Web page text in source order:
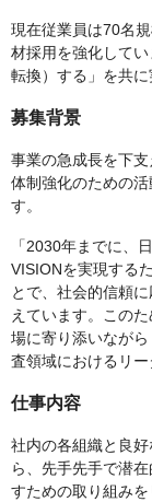
現在従業員は70名
材採用を強化して
転換）する」を共に
募集背景
事業の急成長を下
体制強化のための
す。
「2030年までに、
VISIONを実現する
とで、社会的信頼
えています。この
場に寄り添いなが
査領域におけるリー
仕事内容
社内の各組織と良
ら、先手先手で潜
すための取り組みを